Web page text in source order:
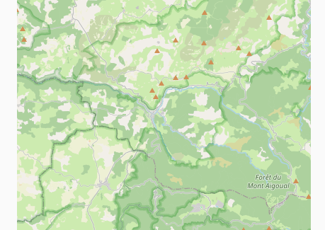
En savoir plus